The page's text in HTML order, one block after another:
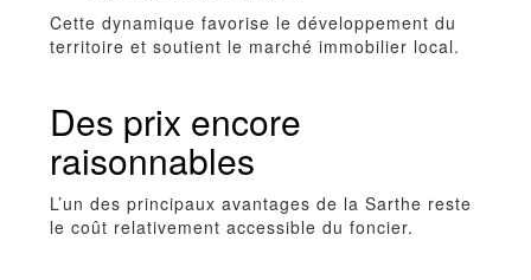
Cette dynamique favorise le développement du
territoire et soutient le marché immobilier local.
Des prix encore
raisonnables
L’un des principaux avantages de la Sarthe reste
le coût relativement accessible du foncier.